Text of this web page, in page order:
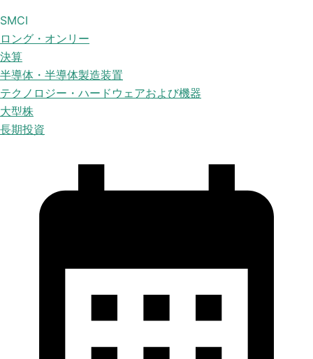
SMCI
ロング・オンリー
決算
半導体・半導体製造装置
テクノロジー・ハードウェアおよび機器
大型株
長期投資